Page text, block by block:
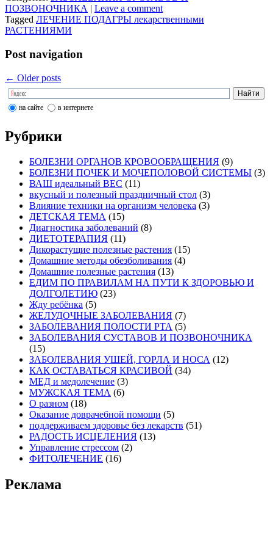
ПОЗВОНОЧНИКА | Leave a comment
Tagged ЛЕЧЕНИЕ ПОДАГРЫ лекарственными
РАСТЕНИЯМИ
Post navigation
← Older posts
на сайте в интернете
Рубрики
БОЛЕЗНИ ОРГАНОВ КРОВООБРАЩЕНИЯ (9)
БОЛЕЗНИ ПОЧЕК И МОЧЕПОЛОВОЙ СИСТЕМЫ (3)
ВАШ идеальный ВЕС (11)
вкусный и полезный праздничный стол (3)
Влияние техники на организм человека (3)
ДЕТСКАЯ ТЕМА (15)
Диагностика заболеваний (8)
ДИЕТОТЕРАПИЯ (11)
Дикорастущие полезные растения (15)
Домашние методы обезболивания (4)
Домашние полезные растения (13)
ЕДИМ ПО ПРАВИЛАМ НА ПУТИ К ЗДОРОВЬЮ И
ДОЛГОЛЕТИЮ (23)
Жду ребёнка (5)
ЖЕЛУДОЧНЫЕ ЗАБОЛЕВАНИЯ (7)
ЗАБОЛЕВАНИЯ ПОЛОСТИ РТА (5)
ЗАБОЛЕВАНИЯ СУСТАВОВ И ПОЗВОНОЧНИКА
(15)
ЗАБОЛЕВАНИЯ УШЕЙ, ГОРЛА И НОСА (12)
КАК ОСТАВАТЬСЯ КРАСИВОЙ (34)
МЕД и медолечение (3)
МУЖСКАЯ ТЕМА (6)
О разном (18)
Оказание доврачебной помощи (5)
поддерживаем здоровье без лекарств (51)
РАДОСТЬ ИСЦЕЛЕНИЯ (13)
Управление стрессом (2)
ФИТОЛЕЧЕНИЕ (16)
Реклама